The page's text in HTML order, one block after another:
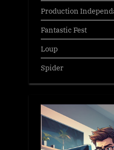
Production
Fantastic Fest
Loup
Spider